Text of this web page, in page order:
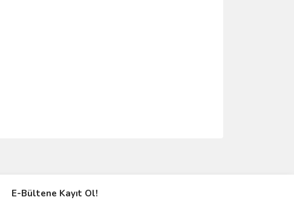
E-Bültene Kayıt Ol!